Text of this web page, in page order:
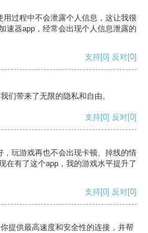
过程中不会泄露个人信息，这让我很
速器app，经常会出现个人信息泄露的
支持[0] 反对[0]
们带来了无限的隐私和自由。
支持[0] 反对[0]
玩游戏再也不会出现卡顿、掉线的情
在有了这个app，我的游戏水平提升了
支持[0] 反对[0]
提供最高速度和安全性的连接，并帮